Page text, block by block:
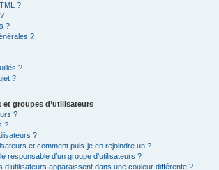
?
?
?
?
?
et groupes d’utilisateurs
?
?
?
et comment puis-je en rejoindre un ?
responsable d’un groupe d’utilisateurs ?
d’utilisateurs apparaissent dans une couleur différente ?